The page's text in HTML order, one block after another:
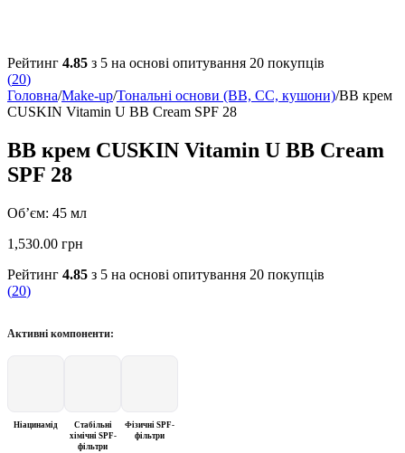
Рейтинг 4.85 з 5 на основі опитування 20 покупців
(20)
Головна/Make-up/Тональні основи (BB, CC, кушони)/BB крем
CUSKIN Vitamin U BB Cream SPF 28
BB крем CUSKIN Vitamin U BB Cream
SPF 28
Об’єм: 45 мл
1,530.00 грн
Рейтинг 4.85 з 5 на основі опитування 20 покупців
(20)
Активні компоненти:
Ніацинамід
Стабільні
хімічні SPF-
фільтри
Фізичні SPF-
фільтри